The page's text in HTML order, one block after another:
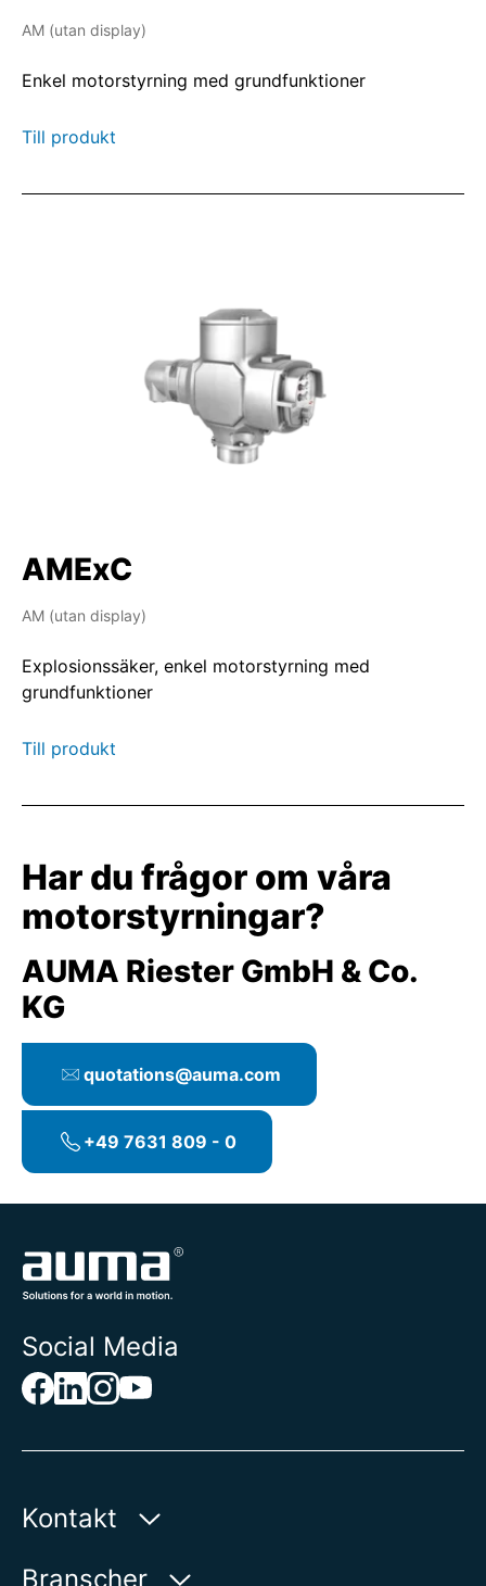
AM (utan display)
Enkel motorstyrning med grundfunktioner
Till produkt
AMExC
AM (utan display)
Explosionssäker, enkel motorstyrning med
grundfunktioner
Till produkt
Har du frågor om våra
motorstyrningar?
AUMA Riester GmbH & Co.
KG
quotations@auma.com
+49 7631 809 - 0
Social Media
Kontakt
AUMA Riester
Branscher